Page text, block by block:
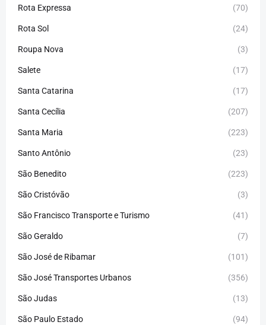
Rota Expressa (70)
Rota Sol (24)
Roupa Nova (3)
Salete (17)
Santa Catarina (17)
Santa Cecília (207)
Santa Maria (223)
Santo Antônio (23)
São Benedito (223)
São Cristóvão (3)
São Francisco Transporte e Turismo (41)
São Geraldo (7)
São José de Ribamar (101)
São José Transportes Urbanos (356)
São Judas (13)
São Paulo Estado (94)